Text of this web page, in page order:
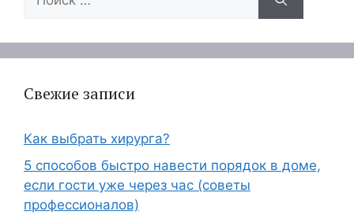
Свежие записи
Как выбрать хирурга?
5 способов быстро навести порядок в доме,
если гости уже через час (советы
профессионалов)